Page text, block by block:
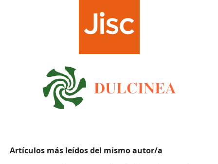
Artículos más leídos del mismo autor/a